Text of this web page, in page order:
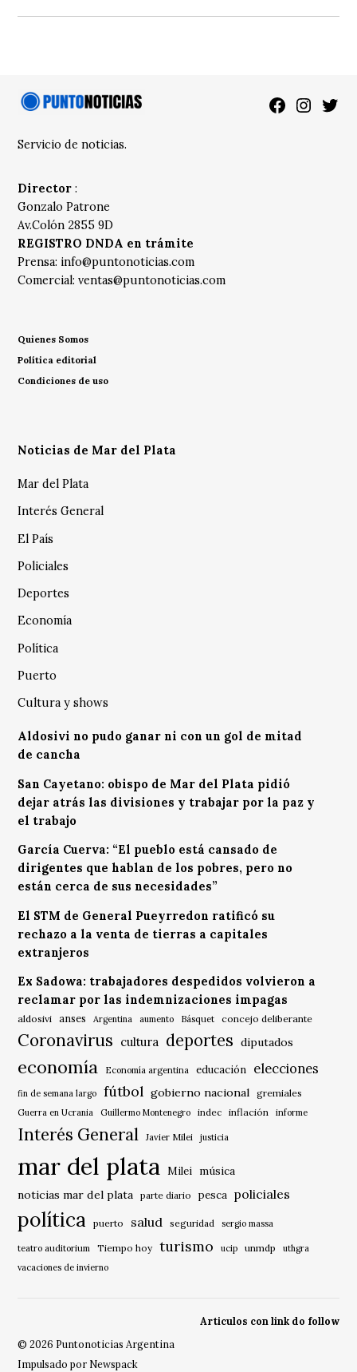
Facebook
Servicio de noticias.
Director :
Gonzalo Patrone
Av.Colón 2855 9D
REGISTRO DNDA en trámite
Prensa: info@puntonoticias.com
Comercial:ventas@puntonoticias.com
Quienes Somos
Política editorial
Condiciones de uso
Noticias de Mar del Plata
Mar del Plata
Interés General
El País
Policiales
Deportes
Economía
Política
Puerto
Cultura y shows
Aldosivi no pudo ganar ni con un gol de mitad
de cancha
San Cayetano: obispo de Mar del Plata pidió
dejar atrás las divisiones y trabajar por la paz y
el trabajo
García Cuerva: “El pueblo está cansado de
dirigentes que hablan de los pobres, pero no
están cerca de sus necesidades”
El STM de General Pueyrredon ratificó su
rechazo a la venta de tierras a capitales
extranjeros
Ex Sadowa: trabajadores despedidos volvieron a
reclamar por las indemnizaciones impagas
aldosivi anses Argentina aumento Básquet concejo deliberante
Coronavirus cultura deportes diputados
economía Economía argentina educación elecciones
fin de semana largo fútbol gobierno nacional gremiales
Guerra en Ucrania Guillermo Montenegro indec inflación informe
Interés General Javier Milei justicia
mar del plata Milei música
noticias mar del plata
parte diario pesca policiales
política puerto salud seguridad sergio massa
teatro auditorium Tiempo hoy turismo ucip unmdp
uthgra
vacaciones de invierno
Articulos con link do follow
© 2026 Puntonoticias Argentina
Impulsado por Newspack